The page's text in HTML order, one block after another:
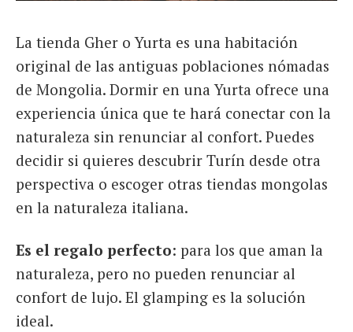
La tienda Gher o Yurta es una habitación
original de las antiguas poblaciones nómadas
de Mongolia. Dormir en una Yurta ofrece una
experiencia única que te hará conectar con la
naturaleza sin renunciar al confort. Puedes
decidir si quieres descubrir Turín desde otra
perspectiva o escoger otras tiendas mongolas
en la naturaleza italiana.
Es el regalo perfecto: para los que aman la
naturaleza, pero no pueden renunciar al
confort de lujo. El glamping es la solución
ideal.